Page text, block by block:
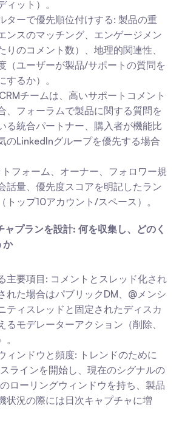
ィット）。
ターで優先順位付けする: 製品の重
ンスのマッチング、エンゲージメン
りのコメント数）、地理的関連性、
（ユーザーが製品/サポートの質問を
するか）。
チームは、高いサポートコメント
、フォーラムで製品に関する質問を
る統合パートナー、購入者が機能比
のLinkedInグループを優先する場合
フォーム、オーナー、フォロワー規
話量、優先度スコアを明記したラン
トップ10アカウント/スペース）。
ャプランを設計: 何を収集し、どのく
か
主要項目: コメントとスレッド化され
れた場合はパブリックDM、@メンシ
ティスレッドと固定されたディスカ
るモデレーターアクション（削除、
ィンドウと頻度: トレンドのために
ラインを開始し、現在のシグナルの
ローリングウィンドウを持ち、製品
状況の際には日次キャプチャに増